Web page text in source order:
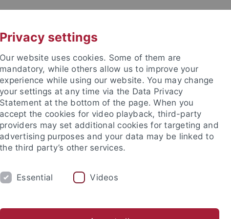
Fakultät
INTERNATIONAL
Privacy settings
Our website uses cookies. Some of them are
mandatory, while others allow us to improve your
experience while using our website. You may change
your settings at any time via the Data Privacy
Statement at the bottom of the page. When you
accept the cookies for video playback, third-party
providers may set additional cookies for targeting and
advertising purposes and your data may be linked to
the third party’s other services.
Essential Videos